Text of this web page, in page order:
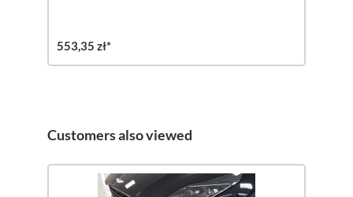
553,35 zł*
Pomiń galerię produktów
Customers also viewed